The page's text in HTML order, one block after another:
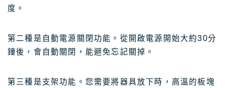
度。
第二種是自動電源關閉功能。從開啟電源開始大約30分
鐘後，會自動關閉，能避免忘記關掉。
第三種是支架功能。您需要將器具放下時，高溫的板塊